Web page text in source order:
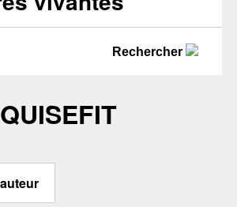
Rechercher